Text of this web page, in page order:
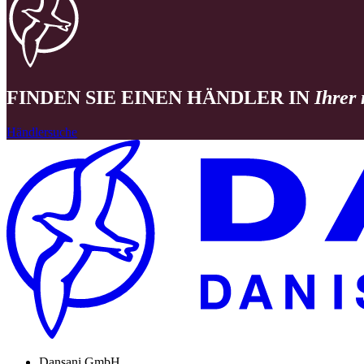
FINDEN SIE EINEN HÄNDLER IN Ihrer
Händlersuche